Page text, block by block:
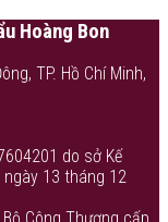
Hoàng Bon
TP. Hồ Chí Minh,
do sở Kế
13 tháng 12